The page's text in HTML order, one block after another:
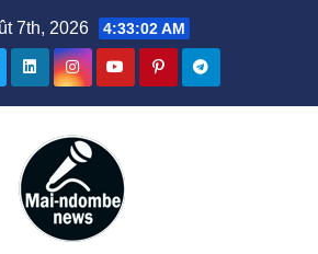
7th, 2026 4:33:03 AM